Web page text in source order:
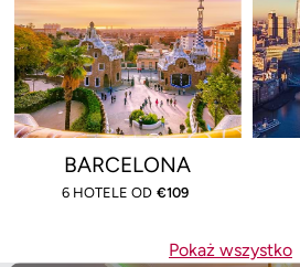
BARCELONA
6 HOTELE OD €109
Pokaż wszystko